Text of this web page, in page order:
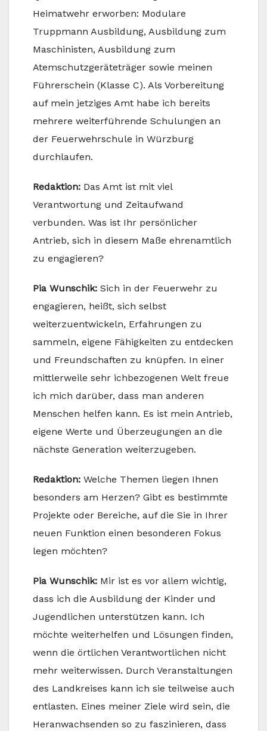
Heimatwehr erworben: Modulare
Truppmann Ausbildung, Ausbildung zum
Maschinisten, Ausbildung zum
Atemschutzgeräteträger sowie meinen
Führerschein (Klasse C). Als Vorbereitung
auf mein jetziges Amt habe ich bereits
mehrere weiterführende Schulungen an
der Feuerwehrschule in Würzburg
durchlaufen.
Redaktion: Das Amt ist mit viel
Verantwortung und Zeitaufwand
verbunden. Was ist Ihr persönlicher
Antrieb, sich in diesem Maße ehrenamtlich
zu engagieren?
Pia Wunschik: Sich in der Feuerwehr zu
engagieren, heißt, sich selbst
weiterzuentwickeln, Erfahrungen zu
sammeln, eigene Fähigkeiten zu entdecken
und Freundschaften zu knüpfen. In einer
mittlerweile sehr ichbezogenen Welt freue
ich mich darüber, dass man anderen
Menschen helfen kann. Es ist mein Antrieb,
eigene Werte und Überzeugungen an die
nächste Generation weiterzugeben.
Redaktion: Welche Themen liegen Ihnen
besonders am Herzen? Gibt es bestimmte
Projekte oder Bereiche, auf die Sie in Ihrer
neuen Funktion einen besonderen Fokus
legen möchten?
Pia Wunschik: Mir ist es vor allem wichtig,
dass ich die Ausbildung der Kinder und
Jugendlichen unterstützen kann. Ich
möchte weiterhelfen und Lösungen finden,
wenn die örtlichen Verantwortlichen nicht
mehr weiterwissen. Durch Veranstaltungen
des Landkreises kann ich sie teilweise auch
entlasten. Eines meiner Ziele wird sein, die
Heranwachsenden so zu faszinieren, dass